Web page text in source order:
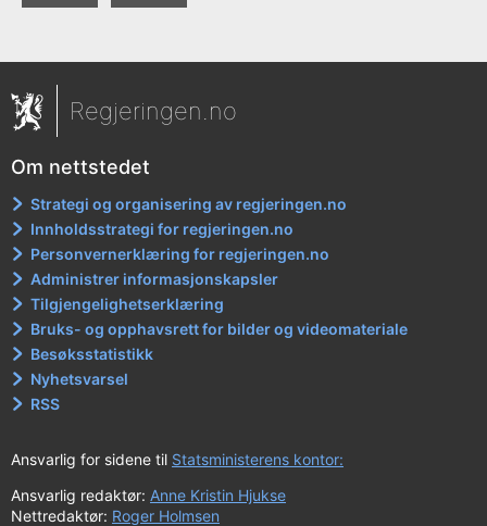
Regjeringen.no
Om nettstedet
Strategi og organisering av regjeringen.no
Innholdsstrategi for regjeringen.no
Personvernerklæring for regjeringen.no
Administrer informasjonskapsler
Tilgjengelighetserklæring
Bruks- og opphavsrett for bilder og videomateriale
Besøksstatistikk
Nyhetsvarsel
RSS
Ansvarlig for sidene til Statsministerens kontor:
Ansvarlig redaktør: Anne Kristin Hjukse
Nettredaktør: Roger Holmsen